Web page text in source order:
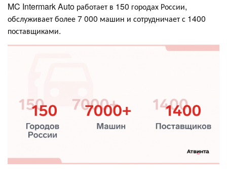
MC Intermark Auto работает в 150 городах России,
обслуживает более 7 000 машин и сотрудничает с 1400
поставщиками.